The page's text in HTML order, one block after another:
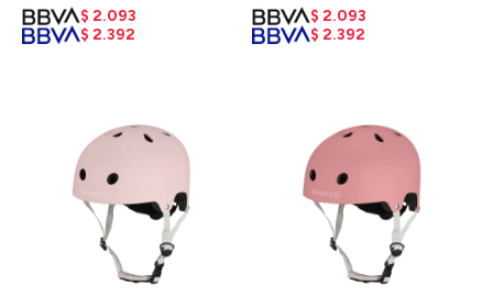
$ 2.093
$ 2.392
$ 2.093
$ 2.392